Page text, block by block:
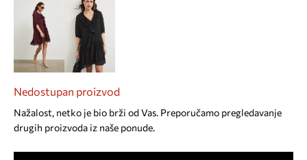
Nedostupan proizvod
Nažalost, netko je bio brži od Vas. Preporučamo pregledavanje
drugih proizvoda iz naše ponude.